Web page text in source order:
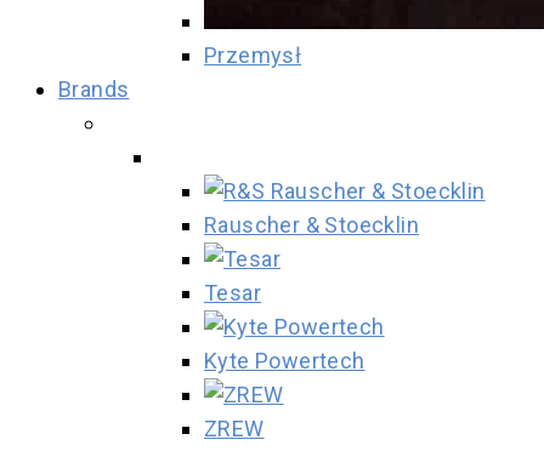
Przemysł
Brands
Rauscher & Stoecklin
Tesar
Kyte Powertech
ZREW